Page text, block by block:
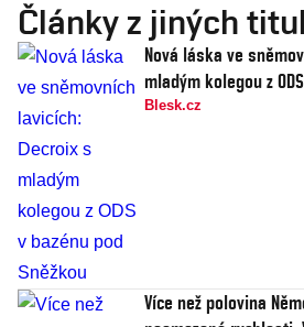
Články z jiných
Nová láska ve
mladým kolegou z
Blesk.cz
Více než polovina